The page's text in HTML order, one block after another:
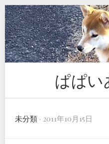
Skip
to
content
ぱぱい
未分類 · 2011年10月15日